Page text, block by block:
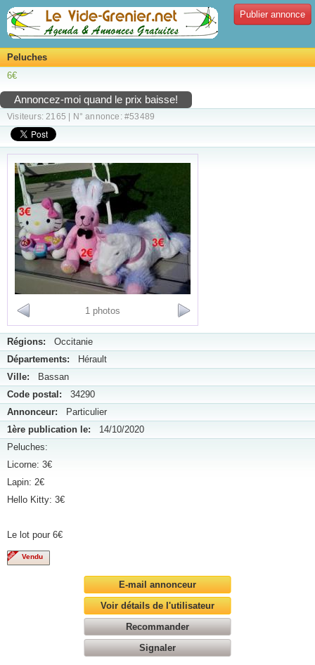
Publier annonce
Peluches
6€
Annoncez-moi quand le prix baisse!
Visiteurs: 2165 | N° annonce: #53489
1 photos
Régions: Occitanie
Départements: Hérault
Ville: Bassan
Code postal: 34290
Annonceur: Particulier
1ère publication le: 14/10/2020
Peluches:
Licorne: 3€
Lapin: 2€
Hello Kitty: 3€
Le lot pour 6€
Vendu
E-mail annonceur
Voir détails de l'utilisateur
Recommander
Signaler